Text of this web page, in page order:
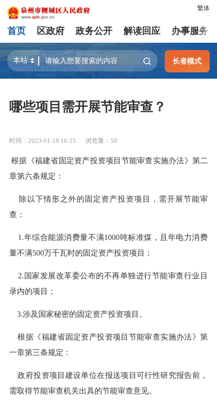
繁体
首页 区政府 政务公开 解读回应 办事服务
长者模式
哪些项目需开展节能审查？
时间：2023-01-18 16:25 浏览量： 58
根据《福建省固定资产投资项目节能审查实施办法》第二
章第六条规定：
除以下情形之外的固定资产投资项目，需开展节能审
查：
1.年综合能源消费量不满1000吨标准煤，且年电力消费
量不满500万千瓦时的固定资产投资项目；
2. 国家发展改革委公布的不再单独进行节能审查行业目
录内的项目；
3.涉及国家秘密的固定资产投资项目。
根据《福建省固定资产投资项目节能审查实施办法》第
一章第三条规定：
政府投资项目建设单位在报送项目可行性研究报告前，
需取得节能审查机关出具的节能审查意见。